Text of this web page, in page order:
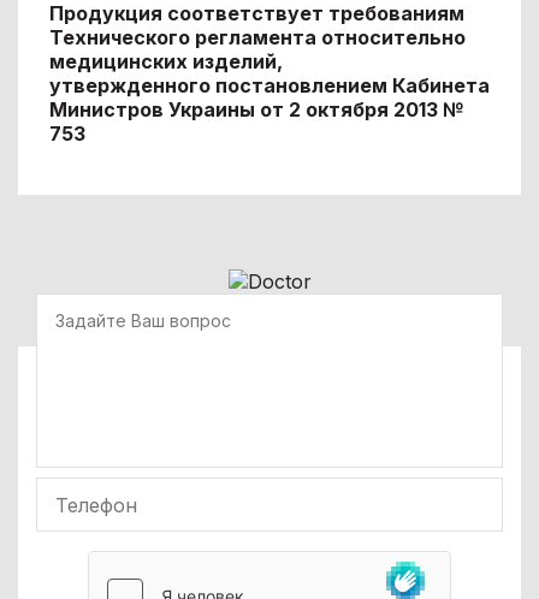
Продукция соответствует требованиям
Технического регламента относительно
медицинских изделий,
утвержденного постановлением Кабинета
Министров Украины от 2 октября 2013 №
753